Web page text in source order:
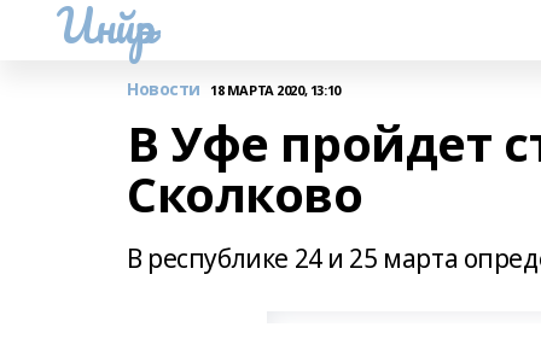
Инйәр
Новости 18 МАРТА 2020, 13:10
В Уфе пройдет
Сколково
В республике 24 и 25 марта